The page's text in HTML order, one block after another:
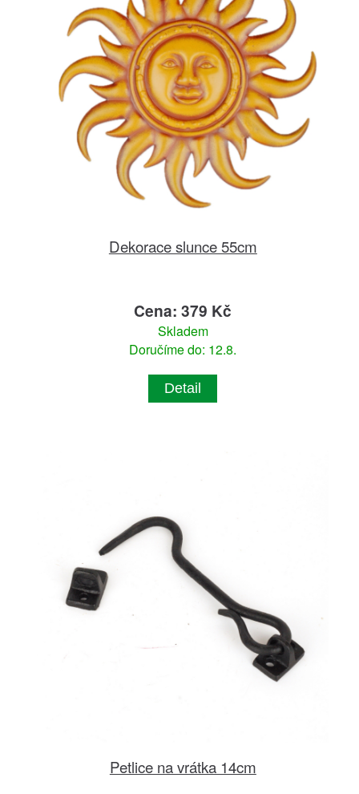
Dekorace slunce 55cm
Cena: 379 Kč
Skladem
Doručíme do: 12.8.
Detail
Petlice na vrátka 14cm